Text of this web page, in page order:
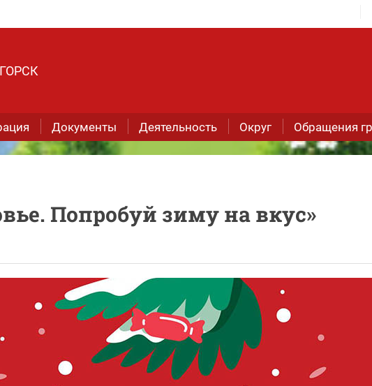
Документы Деятельность Округ Обращения
Попробуй зиму на вкус»